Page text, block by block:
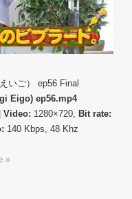
坂
46
ご
ご）
いご） ep56 Final
Eigo) ep56.mp4
Video: 1280×720, Bit rate:
140 Kbps, 48 Khz
»